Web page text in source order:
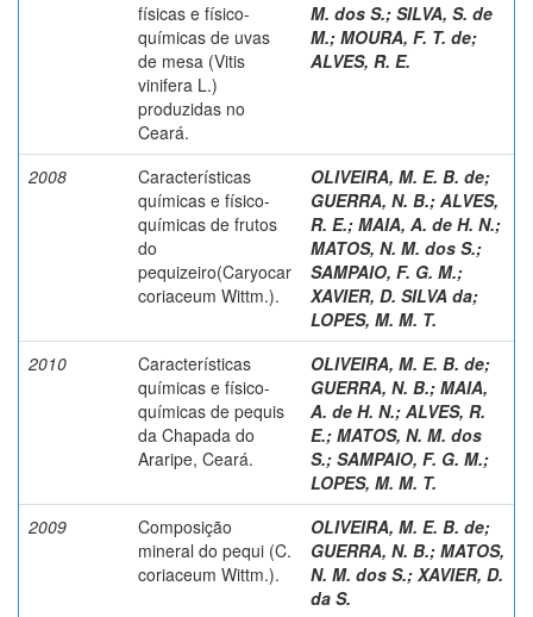
físicas e físico-
químicas de uvas
de mesa (Vitis
vinifera L.)
produzidas no
Ceará.
M. dos S.; SILVA, S. de
M.; MOURA, F. T. de;
ALVES, R. E.
2008
Características
químicas e físico-
químicas de frutos
do
pequizeiro(Caryocar
coriaceum Wittm.).
OLIVEIRA, M. E. B. de;
GUERRA, N. B.; ALVES,
R. E.; MAIA, A. de H. N.;
MATOS, N. M. dos S.;
SAMPAIO, F. G. M.;
XAVIER, D. SILVA da;
LOPES, M. M. T.
2010
Características
químicas e físico-
químicas de pequis
da Chapada do
Araripe, Ceará.
OLIVEIRA, M. E. B. de;
GUERRA, N. B.; MAIA,
A. de H. N.; ALVES, R.
E.; MATOS, N. M. dos
S.; SAMPAIO, F. G. M.;
LOPES, M. M. T.
2009
Composição
mineral do pequi (C.
coriaceum Wittm.).
OLIVEIRA, M. E. B. de;
GUERRA, N. B.; MATOS,
N. M. dos S.; XAVIER, D.
da S.